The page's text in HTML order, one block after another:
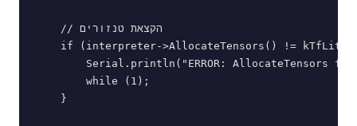
    // הקצאת טנזורים
if (interpreter->AllocateTensors() !=
Serial.println("ERROR: AllocateTensors
        while (1);
    }